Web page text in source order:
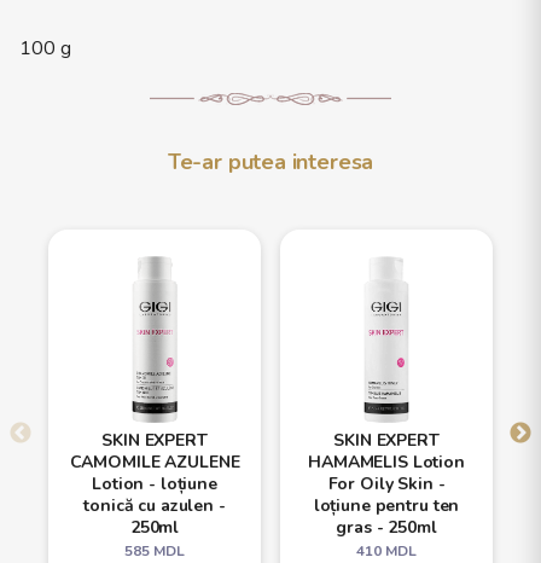
100 g
Te-ar putea interesa
SKIN EXPERT
CAMOMILE AZULENE
Lotion - loțiune
tonică cu azulen -
250ml
585 MDL
SKIN EXPERT
HAMAMELIS Lotion
For Oily Skin -
loțiune pentru ten
gras - 250ml
410 MDL